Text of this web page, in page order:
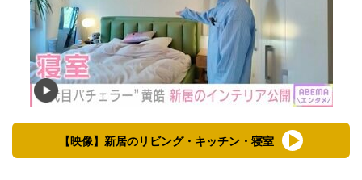
【映像】新居のリビング・キッチン・寝室